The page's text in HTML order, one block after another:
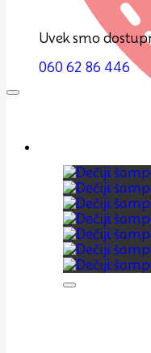
Uvek smo
060 62 86 446